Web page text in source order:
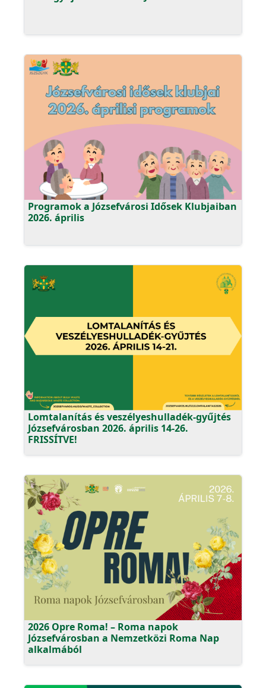
Programok a Józsefvárosi Idősek Klubjaiban
2026. április
Lomtalanítás és veszélyeshulladék-gyűjtés
Józsefvárosban 2026. április 14-26.
FRISSÍTVE!
2026 Opre Roma! – Roma napok
Józsefvárosban a Nemzetközi Roma Nap
alkalmából